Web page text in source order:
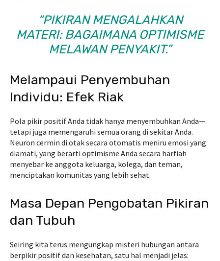
“PIKIRAN MENGALAHKAN
MATERI: BAGAIMANA OPTIMISME
MELAWAN PENYAKIT.”
Melampaui Penyembuhan
Individu: Efek Riak
Pola pikir positif Anda tidak hanya menyembuhkan Anda—
tetapi juga memengaruhi semua orang di sekitar Anda.
Neuron cermin di otak secara otomatis meniru emosi yang
diamati, yang berarti optimisme Anda secara harfiah
menyebar ke anggota keluarga, kolega, dan teman,
menciptakan komunitas yang lebih sehat.
Masa Depan Pengobatan Pikiran
dan Tubuh
Seiring kita terus mengungkap misteri hubungan antara
berpikir positif dan kesehatan, satu hal menjadi jelas: